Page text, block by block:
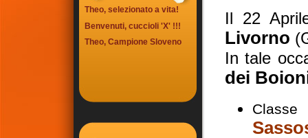
Theo, selezionato a vita!
Benvenuti, cuccioli 'X' !!!
Theo, Campione Sloveno
Il 22
Livorno
In tale
dei